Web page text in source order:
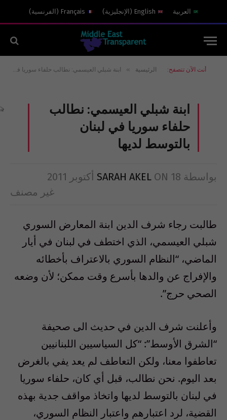
العربية English
( الإنجليزية)
Français
( الفرنسية)
أنت الآن تتصفح: الرئيسية » ابنة شبلي العيسمي: نطالب حلفاء سوريا في لبنان بالتوسط لديها
ابنة شبلي العيسمي: نطالب
حلفاء سوريا في لبنان
بالتوسط لديها
بواسطة SARAH AKEL ON 18 أكتوبر 2011
غير مصنف
طالبت رجاء شرف الدين ابنة المعارض السوري
شبلي العيسمي، الذي اختطف في لبنان في أيار
الماضي، “النظام السوري بالاعتراف بأخطائه
والإفراج عن والدها بأسرع وقت ممكن؛ لأن وضعه
الصحي حرج”.
وأعلنت شرف الدين في حديث الى صحيفة
“الشرق الأوسط”: “كل السياسيين اللبنانيين
تعاطفوا معنا، ولكن التعاطف لم يعد يفي بالغرض
بعد اليوم. نحن نطالب، قبل أي كان، حلفاء سوريا
في لبنان بالتوسط لديها واتخاذ مواقف جدية بهذه
القضية، لرد اعتبارهم واعتبار النظام السوري،